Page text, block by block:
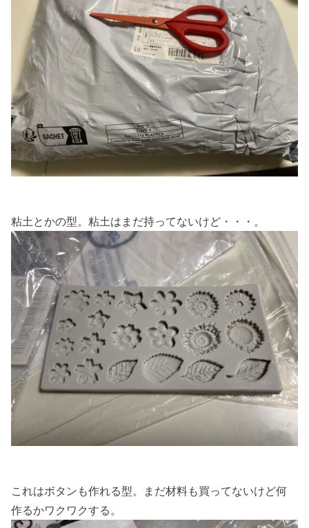
粘土とかの型。粘土はまだ持ってないけど・・・。
これはボタンも作れる型。まだ材料も買ってないけど何
作るかワクワクする。